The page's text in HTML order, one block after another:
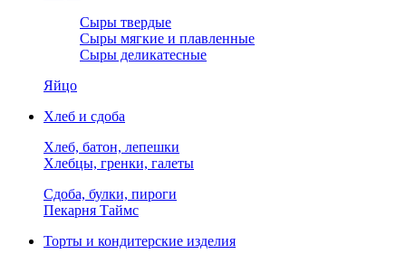
Сыры твердые
Сыры мягкие и плавленные
Сыры деликатесные
Яйцо
Хлеб и сдоба
Хлеб, батон, лепешки
Хлебцы, гренки, галеты
Сдоба, булки, пироги
Пекарня Таймс
Торты и кондитерские изделия